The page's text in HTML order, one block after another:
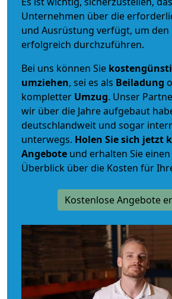
Unternehmen über die
und Ausrüstung verfügt, um den
erfolgreich durchzuführen.
Bei uns können Sie
umziehen, sei es als Beiladung
kompletter Umzug. Unser
wir über die Jahre aufgebaut
deutschlandweit und sogar
unterwegs. Holen Sie sich jetzt
Angebote und erhalten Sie
Überblick über die Kosten für
Kostenlose Angebote